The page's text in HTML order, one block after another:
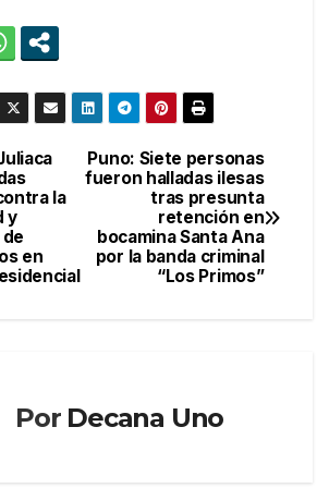
Puno: Siete personas
fueron halladas ilesas
tras presunta
retención en
bocamina Santa Ana
por la banda criminal
“Los Primos”
la
y
en
Por Decana Uno